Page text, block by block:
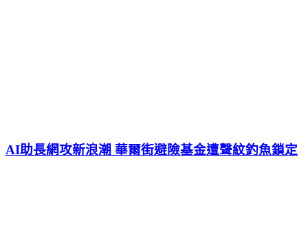
AI助長網攻新浪潮 華爾街避險基金遭聲紋釣魚鎖定